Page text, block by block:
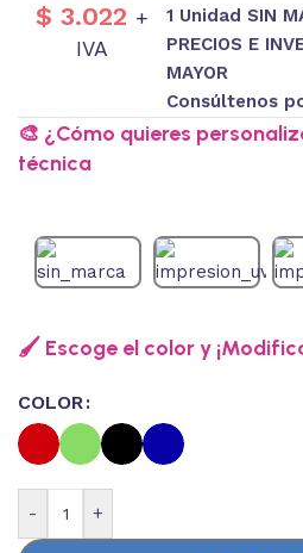
$ 3.022 +
IVA
1 Unidad SIN
PRECIOS E
MAYOR
Consúltenos
🎨 ¿Cómo quieres
técnica
🖌️ Escoge el color y
COLOR
- +